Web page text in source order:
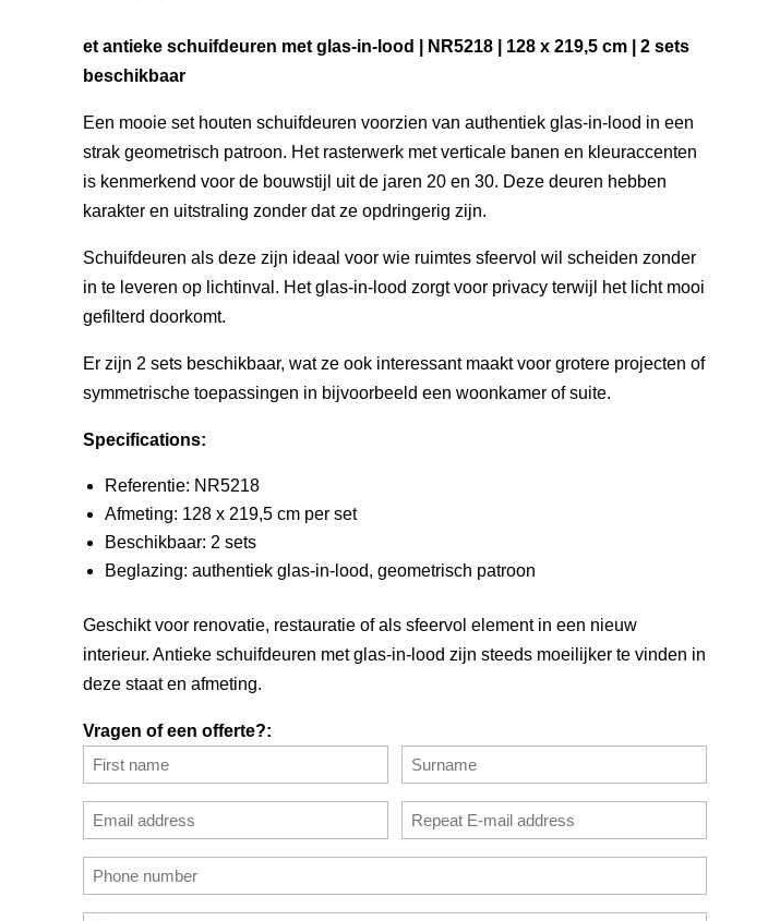
et antieke schuifdeuren met glas-in-lood | NR5218 | 128 x 219,5 cm | 2 sets
beschikbaar
Een mooie set houten schuifdeuren voorzien van authentiek glas-in-lood in een
strak geometrisch patroon. Het rasterwerk met verticale banen en kleuraccenten
is kenmerkend voor de bouwstijl uit de jaren 20 en 30. Deze deuren hebben
karakter en uitstraling zonder dat ze opdringerig zijn.
Schuifdeuren als deze zijn ideaal voor wie ruimtes sfeervol wil scheiden zonder
in te leveren op lichtinval. Het glas-in-lood zorgt voor privacy terwijl het licht mooi
gefilterd doorkomt.
Er zijn 2 sets beschikbaar, wat ze ook interessant maakt voor grotere projecten of
symmetrische toepassingen in bijvoorbeeld een woonkamer of suite.
Specifications:
Referentie: NR5218
Afmeting: 128 x 219,5 cm per set
Beschikbaar: 2 sets
Beglazing: authentiek glas-in-lood, geometrisch patroon
Geschikt voor renovatie, restauratie of als sfeervol element in een nieuw
interieur. Antieke schuifdeuren met glas-in-lood zijn steeds moeilijker te vinden in
deze staat en afmeting.
Vragen of een offerte?:
Name
First Last
Email
address
(Required)
Enter
Email
Confirm
Phone
number